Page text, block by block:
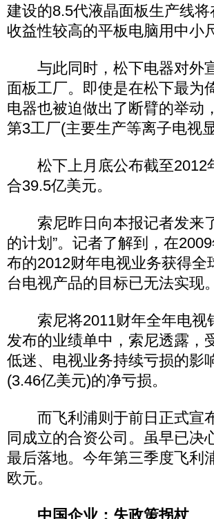
建设的8.5代液晶面板生产线
收益性较高的平板电脑用中小
与此同时，松下电器对外
面板工厂。即使是在松下最为
电器也被迫做出了断臂的举动
第3工厂(主要生产等离子电视
松下上月底公布截至2012
合39.5亿美元。
索尼昨日向本报记者发来了
的计划”。记者了解到，在
布的2012财年电视业务获得
台电视产品的目标已无法实现。
索尼将2011财年全年电视
发布的业绩单中，索尼透露，
低迷、电视业务持续亏损的影
(3.46亿美元)的净亏损。
而飞利浦则于前日正式宣
同成立的合资公司。虽早已决
最后落地。今年第三季度飞利
欧元。
中国企业：失政策拐杖